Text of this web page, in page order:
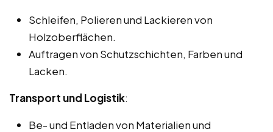
Schleifen, Polieren und Lackieren von
Holzoberflächen.
Auftragen von Schutzschichten, Farben und
Lacken.
Transport und Logistik:
Be- und Entladen von Materialien und